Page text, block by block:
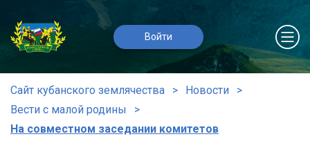
Войти
Сайт кубанского землячества
Новости
Вести с малой родины
На совместном заседании комитетов